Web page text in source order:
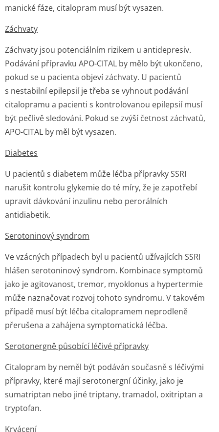
manické fáze, citalopram musí být vysazen.
Záchvaty
Záchvaty jsou potenciálním rizikem u antidepresiv.
Podávání přípravku APO-CITAL by mělo být ukončeno,
pokud se u pacienta objeví záchvaty. U pacientů
s nestabilní epilepsií je třeba se vyhnout podávání
citalopramu a pacienti s kontrolovanou epilepsií musí
být pečlivě sledováni. Pokud se zvýší četnost záchvatů,
APO-CITAL by měl být vysazen.
Diabetes
U pacientů s diabetem může léčba přípravky SSRI
narušit kontrolu glykemie do té míry, že je zapotřebí
upravit dávkování inzulinu nebo perorálních
antidiabetik.
Serotoninový syndrom
Ve vzácných případech byl u pacientů užívajících SSRI
hlášen serotoninový syndrom. Kombinace symptomů
jako je agitovanost, tremor, myoklonus a hypertermie
může naznačovat rozvoj tohoto syndromu. V takovém
případě musí být léčba citalopramem neprodleně
přerušena a zahájena symptomatická léč­ba.
Serotonergně působící léčivé přípravky
Citalopram by neměl být podáván současně s léčivými
přípravky, které mají serotonergní účinky, jako je
sumatriptan nebo jiné triptany, tramadol, oxitriptan a
tryptofan.
Krvácení